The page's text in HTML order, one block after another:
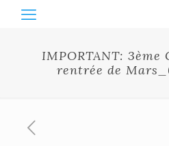
IMPORTANT: 3ème
rentrée de